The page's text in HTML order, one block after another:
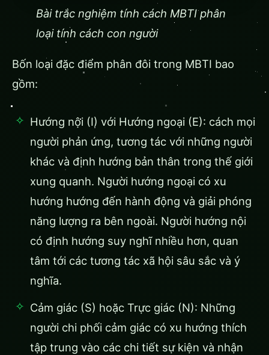
Bài trắc nghiệm tính cách MBTI phân
loại tính cách con người
Bốn loại đặc điểm phân đôi trong MBTI bao
gồm:
Hướng nội (I) với Hướng ngoại (E): cách mọi
người phản ứng, tương tác với những người
khác và định hướng bản thân trong thế giới
xung quanh. Người hướng ngoại có xu
hướng hướng đến hành động và giải phóng
năng lượng ra bên ngoài. Người hướng nội
có định hướng suy nghĩ nhiều hơn, quan
tâm tới các tương tác xã hội sâu sắc và ý
nghĩa.
Cảm giác (S) hoặc Trực giác (N): Những
người chi phối cảm giác có xu hướng thích
tập trung vào các chi tiết sự kiện và nhận